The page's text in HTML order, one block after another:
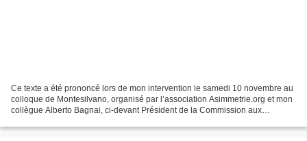
Ce texte a été prononcé lors de mon intervention le samedi 10 novembre au
colloque de Montesilvano, organisé par l’association Asimmetrie.org et mon
collègue Alberto Bagnai, ci-devant Président de la Commission aux